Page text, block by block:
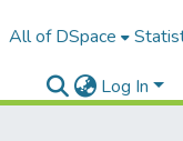
All of DSpace
Log In